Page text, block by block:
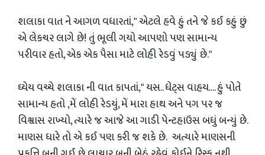
શલાકા વાત ને આગળ વધારતાં," એટલે હવે હું તને જે કઈ કહું છું
એ લેકચર લાગે છે! તું ભૂલી ગયો આપણો પણ સામાન્ય
પરીવાર હતો, એક એક પૈસા માટે લોહી રેડવું પડ્યું છે."
ઘ્યેય વચ્ચે શલાકા ની વાત કાપતાં," યસ.. ધેટ્સ વાહય.... હું પોતે
સામાન્ય હતો ,મેં લોહી રેડયું, મેં મારા હાથ અને પગ પર જ
વિશ્વાસ રાખ્યો, ત્યારે જ આજે આ ગાડી પેન્ટહાઉસ બધું બન્યું છે.
માણસ ધારે તો એ કઈ પણ કરી જ શકે છે. અત્યારે માણસની